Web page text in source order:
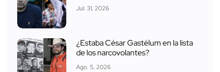
Jul. 31, 2026
¿Estaba César Gastélum en la lista
de los narcovolantes?
Ago. 5, 2026